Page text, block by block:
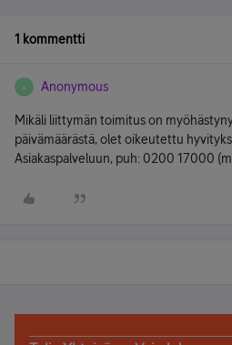
1 kommentti
A Anonymous
Mikäli liittymän toimitus on
päivämäärästä, olet oikeutettu
Asiakaspalveluun, puh: 0200 17000